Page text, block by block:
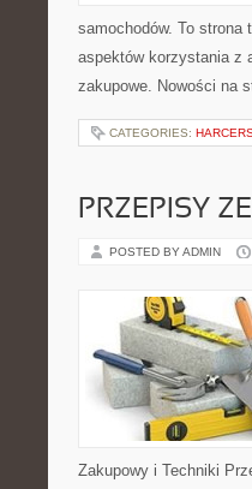
samochodów. To
aspektów korzystania z
zakupowe. Nowości na
CATEGORIES:
PRZEPISY
POSTED BY ADMIN
Zakupowy i Techniki